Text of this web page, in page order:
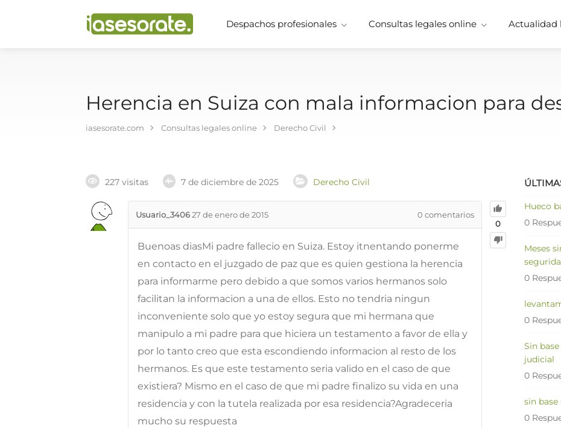
Despachos profesionales Consultas legales online Actualidad
Herencia en Suiza con mala informacion para
iasesorate.com Consultas legales online Derecho Civil
227 visitas 7 de diciembre de 2025 Derecho Civil
0
Usuario_340627 de enero de 2015 0 comentarios
Buenoas diasMi padre fallecio en Suiza. Estoy itnentando ponerme
en contacto en el juzgado de paz que es quien gestiona la herencia
para informarme pero debido a que somos varios hermanos solo
facilitan la informacion a una de ellos. Esto no tendria ningun
inconveniente solo que yo estoy segura que mi hermana que
manipulo a mi padre para que hiciera un testamento a favor de ella y
por lo tanto creo que esta escondiendo informacion al resto de los
hermanos. Es que este testamento seria valido en el caso de que
existiera? Mismo en el caso de que mi padre finalizo su vida en una
residencia y con la tutela realizada por esa residencia?Agradeceria
mucho su respuesta
Hueco
0
Meses
0
0
Sin
judicial
0
sin
0